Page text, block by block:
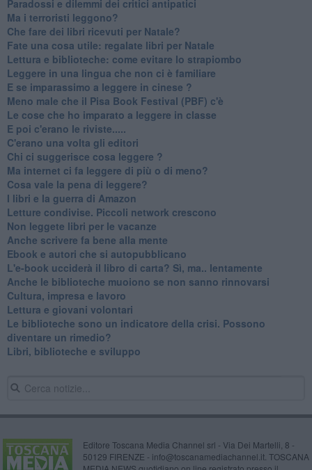
​Paradossi e dilemmi dei critici antipatici
Ma i terroristi leggono?
​Che fare dei libri ricevuti per Natale?
​Fate una cosa utile: regalate libri per Natale
​Lettura e biblioteche: come evitare lo strapiombo
Leggere in una lingua che non ci è familiare
​E se imparassimo a leggere in cinese ?
​Meno male che il Pisa Book Festival (PBF) c'è
​Le cose che ho imparato a leggere in classe
​E poi c'erano le riviste.....
​C'erano una volta gli editori
​Chi ci suggerisce cosa leggere ?
​Ma internet ci fa leggere di più o di meno?
​Cosa vale la pena di leggere?
I libri e la guerra di Amazon
​Letture condivise. Piccoli network crescono
​Non leggete libri per le vacanze
​Anche scrivere fa bene alla mente
​Ebook e autori che si autopubblicano
​L'e-book ucciderà il libro di carta? Sì, ma.. lentamente
​Anche le biblioteche muoiono se non sanno rinnovarsi
​Cultura, impresa e lavoro
​Lettura e giovani volontari
​Le biblioteche sono un indicatore della crisi. Possono
diventare un rimedio?
​Libri, biblioteche e sviluppo
Editore Toscana Media Channel srl - Via Dei Martelli, 8 -
50129 FIRENZE - info@toscanamediachannel.it. TOSCANA